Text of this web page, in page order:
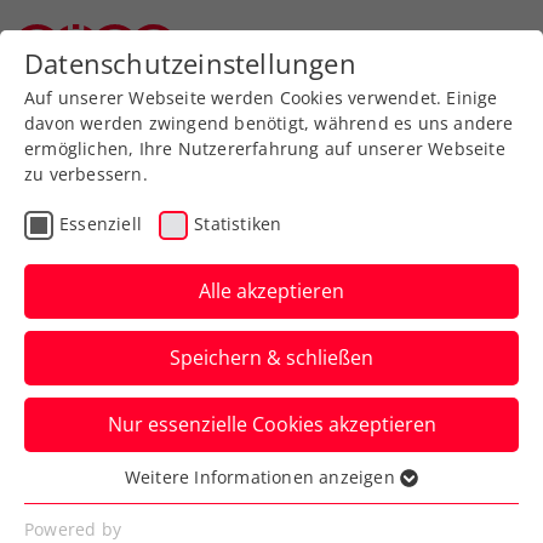
Zurück zur Newsübersicht
Turniere
WTA-Challenger Limoges:
Tagger-Talentprobe endet
im Achtelfinale
Die WTA-Nummer 100 ist für die
Teenagerin in Frankreich trotz guter
Phasen diesmal eine Nummer zu groß.
Verfasst von: Manuel Wachta, 11.12.2024
Datenschutzeinstellungen
Auf unserer Webseite werden Cookies verwendet. Einige
davon werden zwingend benötigt, während es uns andere
ermöglichen, Ihre Nutzererfahrung auf unserer Webseite
zu verbessern.
Essenziell Statistiken
Alle akzeptieren
Speichern & schließen
Nur essenzielle Cookies akzeptieren
Essenziell
Essenzielle Cookies werden für grundlegende
Weitere Informationen anzeigen
Powered by